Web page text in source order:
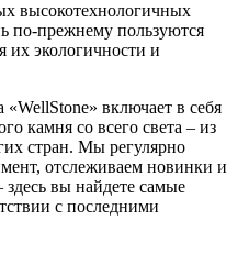
высокотехнологичных
по-прежнему пользуются
экологичности и
включает в себя
камня со всего света – из
стран. Мы регулярно
отслеживаем новинки и
вы найдете самые
с последними